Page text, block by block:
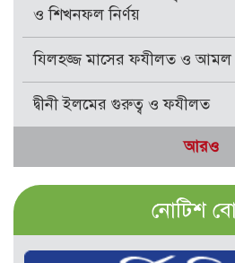
ও শিখনফল নির্ণয়
যিলহজ্জ মাসের ফযীলত ও আমল
দ্বীনী ইলমের গুরুত্ব ও ফযীলত
আরও
নোটিশ